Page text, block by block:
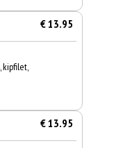
€ 13.95
, kipfilet,
€ 13.95